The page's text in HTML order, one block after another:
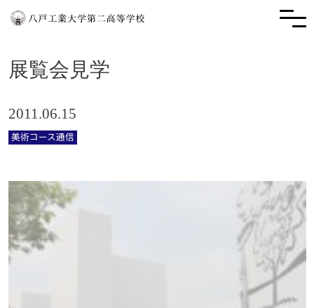
展覧会見学
2011.06.15
美術コース通信